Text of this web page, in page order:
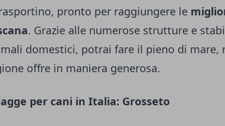
pronto per raggiungere le
. Grazie alle numerose strutture e
domestici, potrai fare il pieno di mare,
offre in maniera generosa.
per cani in Italia: Grosseto